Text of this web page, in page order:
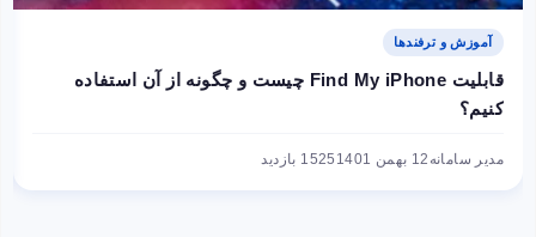
آموزش و ترفندها
قابلیت Find My iPhone چیست و چگونه از آن استفاده
کنیم؟
مدیر سامانه 12 بهمن 1401 1525 بازدید